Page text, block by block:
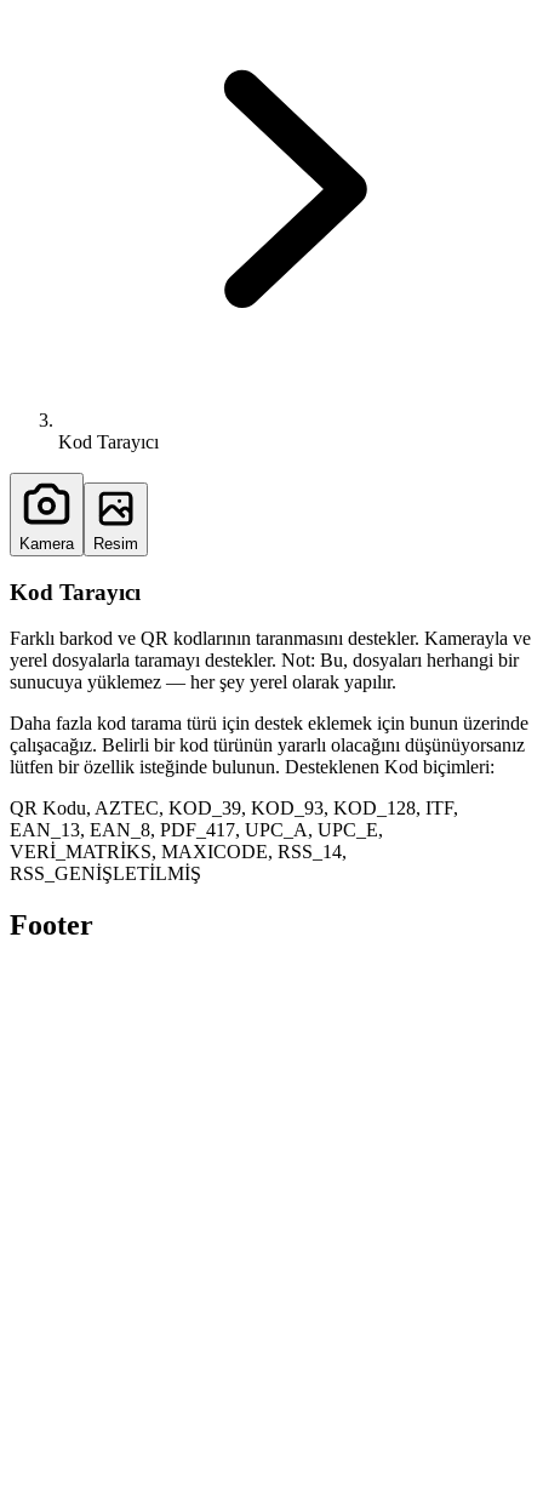
Kod Tarayıcı
Kamera Resim
Kod Tarayıcı
Farklı barkod ve QR kodlarının taranmasını destekler. Kamerayla ve
yerel dosyalarla taramayı destekler. Not: Bu, dosyaları herhangi bir
sunucuya yüklemez — her şey yerel olarak yapılır.
Daha fazla kod tarama türü için destek eklemek için bunun üzerinde
çalışacağız. Belirli bir kod türünün yararlı olacağını düşünüyorsanız
lütfen bir özellik isteğinde bulunun. Desteklenen Kod biçimleri:
QR Kodu, AZTEC, KOD_39, KOD_93, KOD_128, ITF,
EAN_13, EAN_8, PDF_417, UPC_A, UPC_E,
VERİ_MATRİKS, MAXICODE, RSS_14,
RSS_GENİŞLETİLMİŞ
Footer